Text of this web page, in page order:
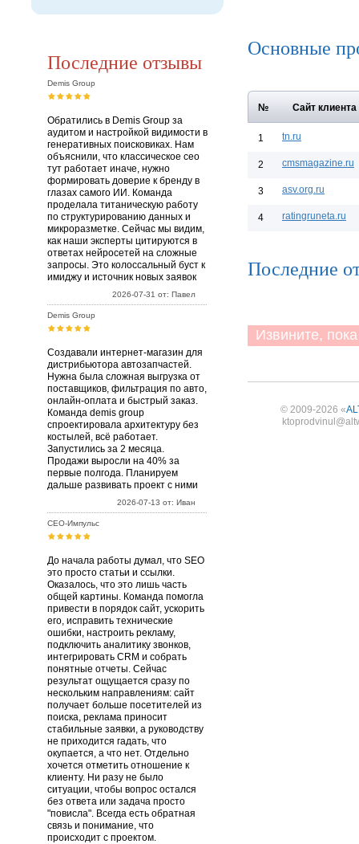
Последние отзывы
Demis Group
Обратились в Demis Group за
аудитом и настройкой видимости в
генеративных поисковиках. Нам
объяснили, что классическое сео
тут работает иначе, нужно
формировать доверие к бренду в
глазах самого ИИ. Команда
проделала титаническую работу
по структурированию данных и
микроразметке. Сейчас мы видим,
как наши эксперты цитируются в
ответах нейросетей на сложные
запросы. Это колоссальный буст к
имиджу и источник новых заявок
2026-07-31 от: Павел
Demis Group
Создавали интернет-магазин для
дистрибьютора автозапчастей.
Нужна была сложная выгрузка от
поставщиков, фильтрация по авто,
онлайн-оплата и быстрый заказ.
Команда demis group
спроектировала архитектуру без
костылей, всё работает.
Запустились за 2 месяца.
Продажи выросли на 40% за
первые полгода. Планируем
дальше развивать проект с ними
2026-07-13 от: Иван
СЕО-Импульс
До начала работы думал, что SEO
это просто статьи и ссылки.
Оказалось, что это лишь часть
общей картины. Команда помогла
привести в порядок сайт, ускорить
его, исправить технические
ошибки, настроить рекламу,
подключить аналитику звонков,
интегрировать CRM и собрать
понятные отчеты. Сейчас
результат ощущается сразу по
нескольким направлениям: сайт
получает больше посетителей из
поиска, реклама приносит
стабильные заявки, а руководству
не приходится гадать, что
окупается, а что нет. Отдельно
хочется отметить отношение к
клиенту. Ни разу не было
ситуации, чтобы вопрос остался
без ответа или задача просто
"повисла". Всегда есть обратная
связь и понимание, что
происходит с проектом.
Основные
№ Сайт клиента
1 tn.ru
2 cmsmagazine.ru
3 asv.org.ru
4 ratingruneta.ru
Последние
Извините,
© 2009-2026 «